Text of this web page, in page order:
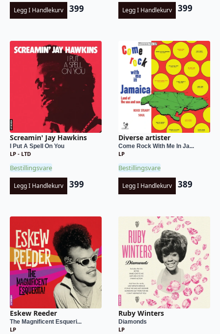
Legg I Handlekurv 399 Legg I Handlekurv 399
Screamin' Jay Hawkins
I Put A Spell On You
LP - LTD
Bestillingsvare
Legg I Handlekurv 399
Diverse artister
Come Rock With Me In Ja...
LP
Bestillingsvare
Legg I Handlekurv 389
Eskew Reeder
The Magnificent Esqueri...
LP
Ruby Winters
Diamonds
LP